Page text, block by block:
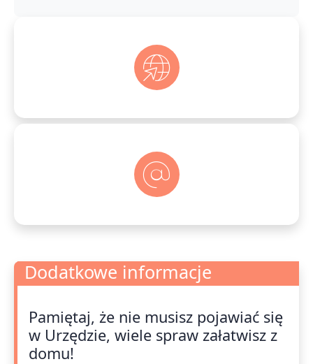
Dodatkowe informacje
Dodatkowe informacje
Pamiętaj, że nie musisz pojawiać się
w Urzędzie, wiele spraw załatwisz z
domu!